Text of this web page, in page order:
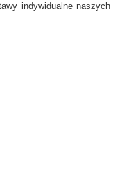
indywidualne naszych